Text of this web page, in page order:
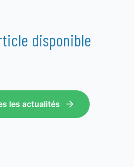
disponible
les actualités